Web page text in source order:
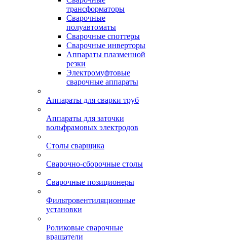
трансформаторы
Сварочные
полуавтоматы
Сварочные споттеры
Сварочные инверторы
Аппараты плазменной
резки
Электромуфтовые
сварочные аппараты
Аппараты для сварки труб
Аппараты для заточки
вольфрамовых электродов
Столы сварщика
Сварочно-сборочные столы
Сварочные позиционеры
Фильтровентиляционные
установки
Роликовые сварочные
вращатели